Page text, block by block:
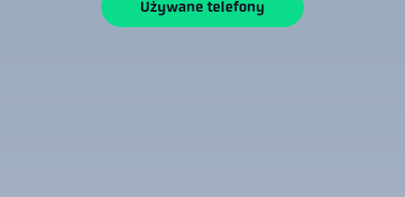
Używane telefony